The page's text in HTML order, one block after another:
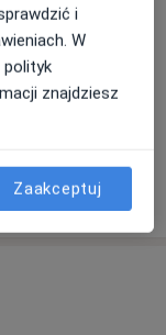
i
W
polityk
znajdziesz
Zaakceptuj